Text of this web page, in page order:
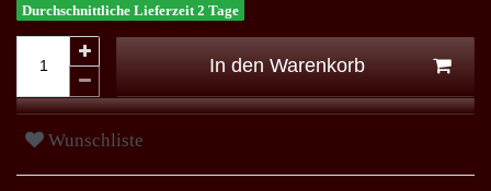
Durchschnittliche Lieferzeit 2 Tage
In den Warenkorb
Wunschliste